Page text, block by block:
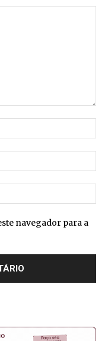
navegador para a